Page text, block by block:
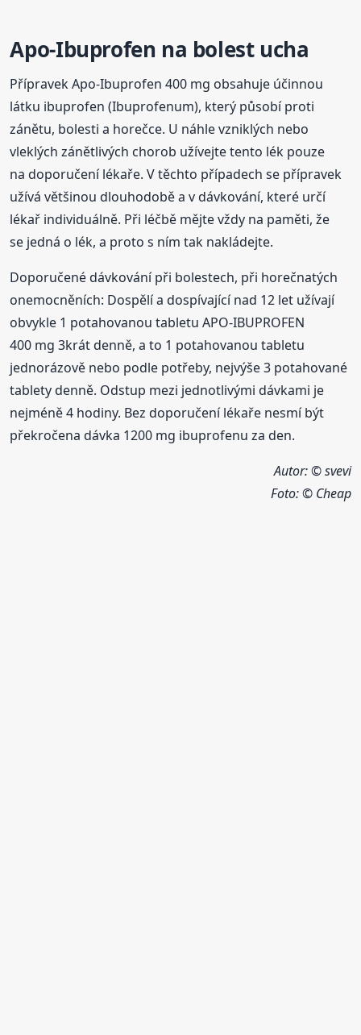
Apo-Ibuprofen na bolest ucha
Přípravek Apo-Ibuprofen 400 mg obsahuje účinnou
látku ibuprofen (Ibuprofenum), který působí proti
zánětu, bolesti a horečce. U náhle vzniklých nebo
vleklých zánětlivých chorob užívejte tento lék pouze
na doporučení lékaře. V těchto případech se přípravek
užívá většinou dlouhodobě a v dávkování, které určí
lékař individuálně. Při léčbě mějte vždy na paměti, že
se jedná o lék, a proto s ním tak nakládejte.
Doporučené dávkování při bolestech, při horečnatých
onemocněních: Dospělí a dospívající nad 12 let užívají
obvykle 1 potahovanou tabletu APO-IBUPROFEN
400 mg 3krát denně, a to 1 potahovanou tabletu
jednorázově nebo podle potřeby, nejvýše 3 potahované
tablety denně. Odstup mezi jednotlivými dávkami je
nejméně 4 hodiny. Bez doporučení lékaře nesmí být
překročena dávka 1200 mg ibuprofenu za den.
Autor: © svevi
Foto:© Cheap